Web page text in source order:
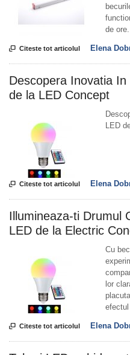
de ore.
 Citeste tot articolul Elena
Descopera Inovatia
de la LED Concept
LED
 Citeste tot articolul Elena
Illumineaza-ti Drumul
LED de la Electric
Cu
lor
 Citeste tot articolul Elena